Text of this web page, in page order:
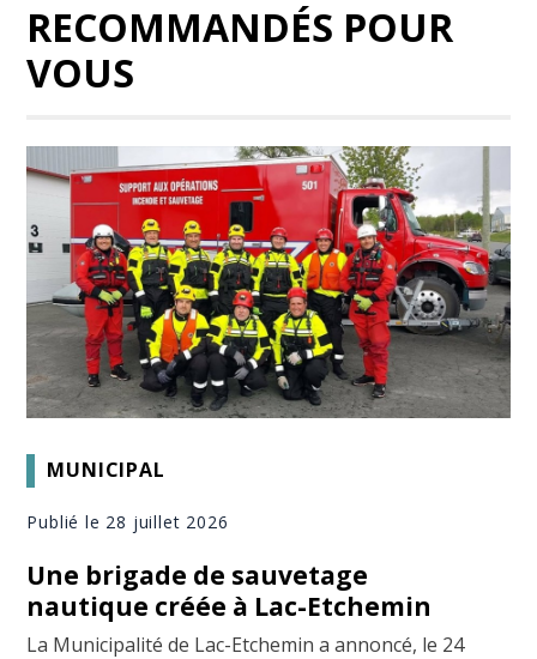
RECOMMANDÉS POUR
VOUS
MUNICIPAL
Publié le 28 juillet 2026
Une brigade de sauvetage
nautique créée à Lac-Etchemin
La Municipalité de Lac-Etchemin a annoncé, le 24